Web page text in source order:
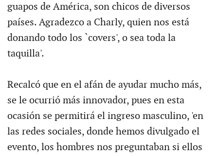
guapos de América, son chicos de diversos
países. Agradezco a Charly, quien nos está
donando todo los `covers', o sea toda la
taquilla'.
Recalcó que en el afán de ayudar mucho más,
se le ocurrió más innovador, pues en esta
ocasión se permitirá el ingreso masculino, 'en
las redes sociales, donde hemos divulgado el
evento, los hombres nos preguntaban si ellos